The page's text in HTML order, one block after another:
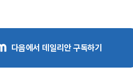
다음에서 데일리안 구독하기